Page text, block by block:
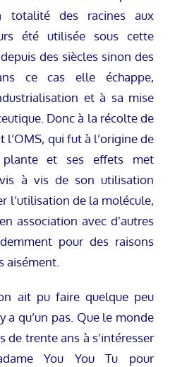
totalité des racines aux
été utilisée sous cette
des siècles sinon des
ce cas elle échappe,
et à sa mise
Donc à la récolte de
l’OMS, qui fut à l’origine de
plante et ses effets met
à vis de son utilisation
l’utilisation de la molécule,
association avec d’autres
pour des raisons
aisément.
ait pu faire quelque peu
a qu’un pas. Que le monde
de trente ans à s’intéresser
You You Tu pour